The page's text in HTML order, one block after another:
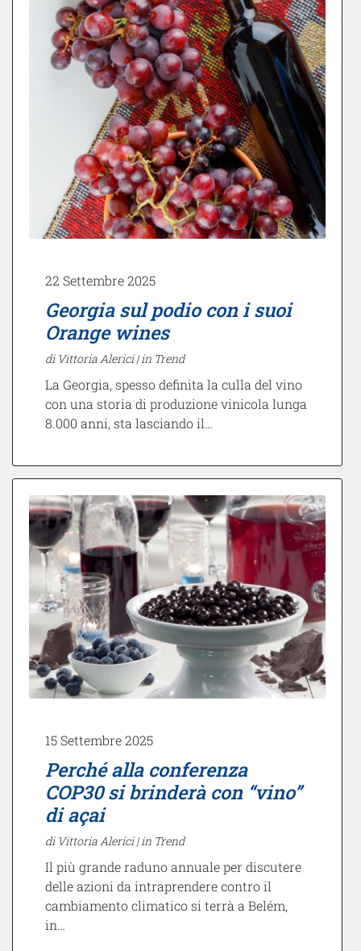
22 Settembre 2025
Georgia sul podio con i suoi
Orange wines
di Vittoria Alerici | in Trend
La Georgia, spesso definita la culla del vino
con una storia di produzione vinicola lunga
8.000 anni, sta lasciando il…
15 Settembre 2025
Perché alla conferenza
COP30 si brinderà con “vino”
di açai
di Vittoria Alerici | in Trend
Il più grande raduno annuale per discutere
delle azioni da intraprendere contro il
cambiamento climatico si terrà a Belém,
in…